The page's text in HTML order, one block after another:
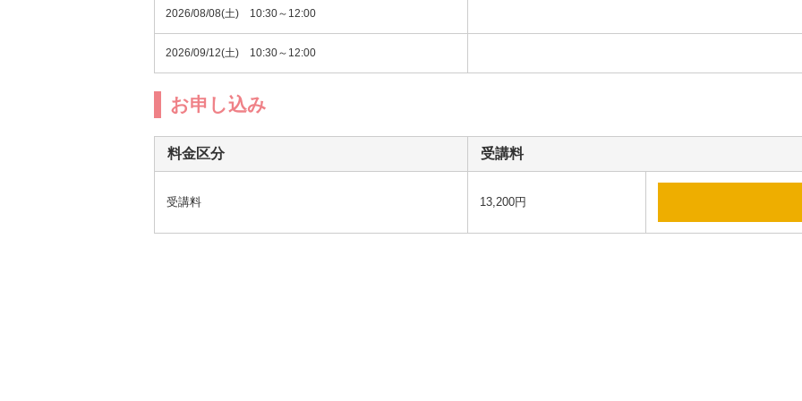
2026/08/08(土) 10:30～12:00
2026/09/12(土) 10:30～12:00
お申し込み
料金区分 受講料
受講料 13,200円